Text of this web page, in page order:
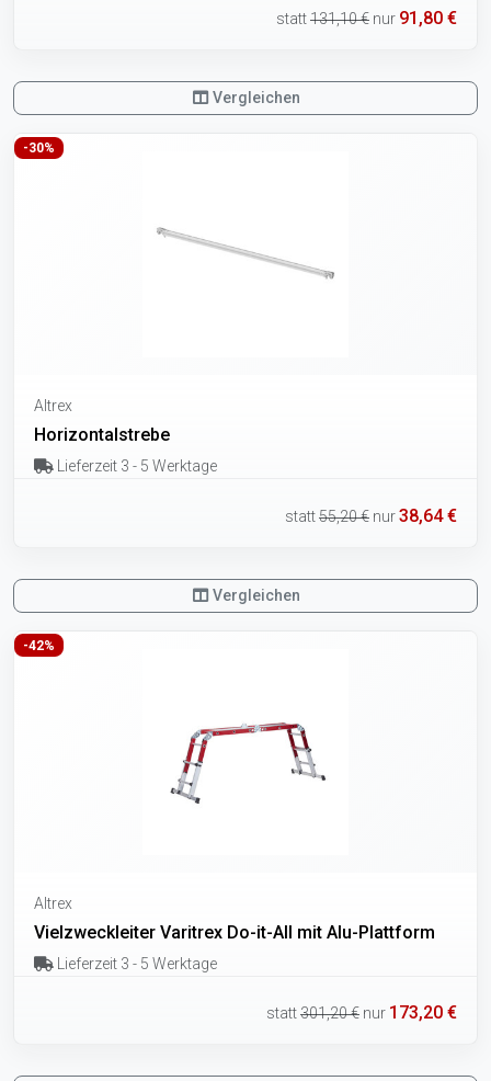
statt131,10 € nur 91,80 €
Vergleichen
-30%
Altrex
Horizontalstrebe
Lieferzeit 3 - 5 Werktage
statt55,20 € nur38,64 €
Vergleichen
-42%
Altrex
Vielzweckleiter Varitrex Do-it-All mit Alu-Plattform
Lieferzeit 3 - 5 Werktage
statt301,20 € nur 173,20 €